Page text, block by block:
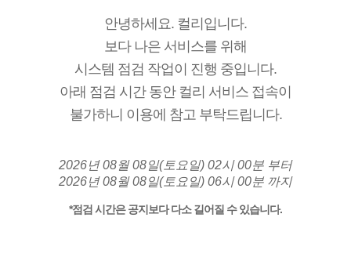
안녕하세요. 컬리입니다.
보다 나은 서비스를 위해
시스템 점검 작업이 진행 중입니다.
아래 점검 시간 동안 컬리 서비스 접속이
불가하니 이용에 참고 부탁드립니다.
2026년 08월 08일(토요일) 02시 00분 부터
2026년 08월 08일(토요일) 06시 00분 까지
*점검 시간은 공지보다 다소 길어질 수 있습니다.